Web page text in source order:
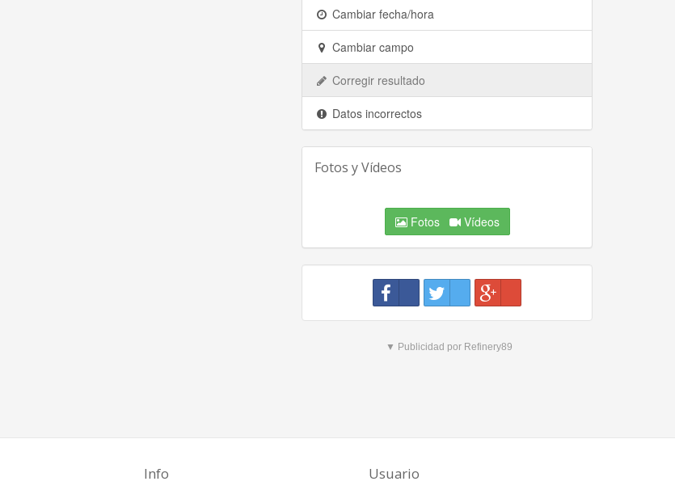
Cambiar fecha/hora
Cambiar campo
Corregir resultado
Datos incorrectos
Fotos y Vídeos
Fotos Vídeos
▼ Publicidad por Refinery89
Info Usuario